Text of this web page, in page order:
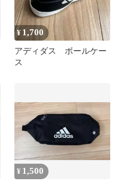
¥ 1,700
アディダス ボールケー
ス
¥ 1,500